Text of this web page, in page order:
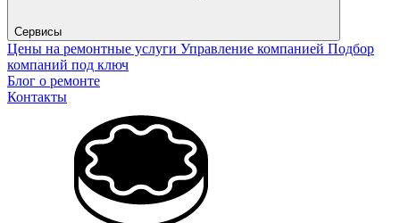
Сервисы
Цены на ремонтные услуги Управление компанией Подбор
компаний под ключ
Блог о ремонте
Контакты